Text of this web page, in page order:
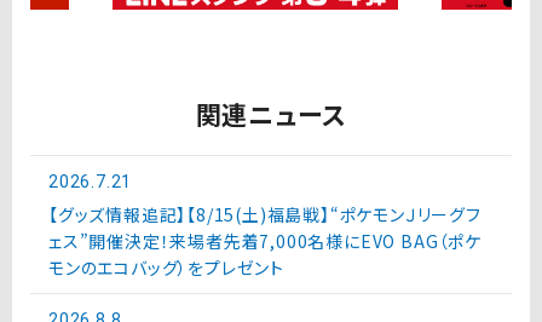
関連ニュース
2026.7.21
【グッズ情報追記】【8/15(土)福島戦】“ポケモンＪリーグフ
ェス”開催決定！来場者先着7,000名様にEVO BAG（ポケ
モンのエコバッグ）をプレゼント